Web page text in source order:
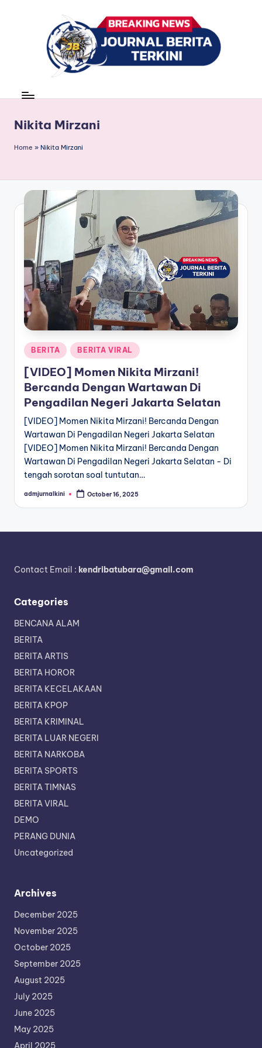
r
n
l
B
e
t
a
T
e
k
n
news
Nikita Mirzani
Home » Nikita Mirzani
Posted
in
BERITA BERITA VIRAL
[VIDEO] Momen Nikita Mirzani!
Bercanda Dengan Wartawan Di
Pengadilan Negeri Jakarta Selatan
[VIDEO] Momen Nikita Mirzani! Bercanda Dengan
Wartawan Di Pengadilan Negeri Jakarta Selatan
[VIDEO] Momen Nikita Mirzani! Bercanda Dengan
Wartawan Di Pengadilan Negeri Jakarta Selatan - Di
tengah sorotan soal tuntutan…
Posted
admjurnalkini October 16, 2025
Contact Email : kendribatubara@gmail.com
Categories
BENCANA ALAM
BERITA
BERITA ARTIS
BERITA HOROR
BERITA KECELAKAAN
BERITA KPOP
BERITA KRIMINAL
BERITA LUAR NEGERI
BERITA NARKOBA
BERITA SPORTS
BERITA TIMNAS
BERITA VIRAL
DEMO
PERANG DUNIA
Uncategorized
Archives
December 2025
November 2025
October 2025
September 2025
August 2025
July 2025
June 2025
May 2025
April 2025